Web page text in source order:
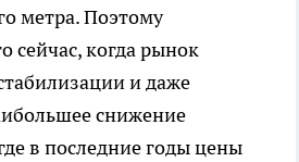
метра. Поэтому
сейчас, когда рынок
и даже
снижение
в последние годы цены